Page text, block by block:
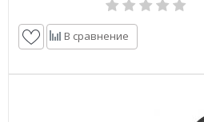
В сравнение